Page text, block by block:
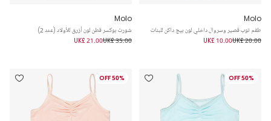
Molo
طقم توب قصير وسروال داخلي لون بيج داكن للبنات
UK£ 20.00
UK£ 10.00
Molo
شورت بوكسر قطن لون أزرق للأولاد (عدد 2)
UK£ 35.00
UK£ 21.00
50% OFF
50% OFF